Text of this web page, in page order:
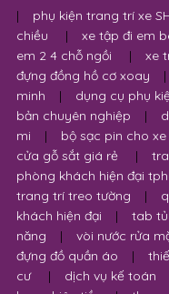
| phụ kiện trang trí xe
chiều
| xe tập đi em
em 2 4 chỗ ngồi
| xe
đựng đồng hồ cơ xoay
|
minh
| dụng cụ phụ
bản chuyên nghiệp
|
mi
| bộ sạc pin cho
cửa gỗ sắt giá rẻ
|
phòng khách hiện đại
trang trí treo tường
|
khách hiện đại
|
tab
năng
| vòi nước rửa
đựng đồ quần áo
|
cư
| dịch vụ kế toán